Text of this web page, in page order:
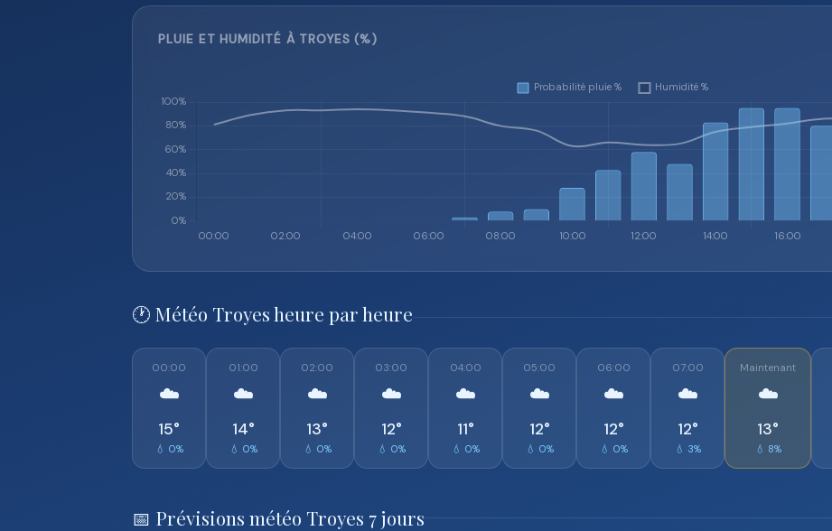
PLUIE ET HUMIDITÉ À TROYES (%)
🕐 Météo Troyes heure par heure
00:00
☁️
15°
💧 0%
01:00
☁️
14°
💧 0%
02:00
☁️
13°
💧 0%
03:00
☁️
12°
💧 0%
04:00
☁️
11°
💧 0%
05:00
☁️
12°
💧 0%
06:00
☁️
12°
💧 0%
07:00
☁️
12°
💧 3%
Maintenant
☁️
13°
💧 8%
📅 Prévisions météo Troyes 7 jours